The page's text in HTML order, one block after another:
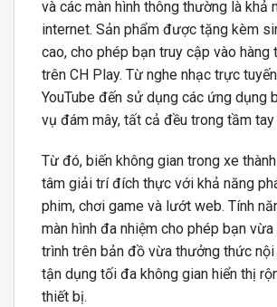
và các màn hình thông thường là khả
internet. Sản phẩm được tặng kèm
cao, cho phép bạn truy cập vào hàng
trên CH Play. Từ nghe nhạc trực
YouTube đến sử dụng các ứng dụng
vụ đám mây, tất cả đều trong tầm tay
Từ đó, biến không gian trong xe
tâm giải trí đích thực với khả năng
phim, chơi game và lướt web. Tính
màn hình đa nhiệm cho phép bạn
trình trên bản đồ vừa thưởng thức
tận dụng tối đa không gian hiển thị
thiết bị.